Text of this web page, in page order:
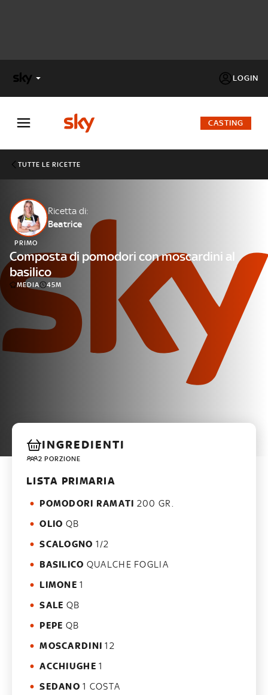
LOGIN
FACTOR
Cos’altro vedere:
PROGRAMMI SKY
Un mondo di offerte:
SKY.IT
NOW
CASTING
TUTTE LE RICETTE
Ricetta di:
Beatrice
PRIMO
Composta di pomodori con moscardini al
basilico
MEDIA 45M
INGREDIENTI
2 PORZIONE
LISTA PRIMARIA
POMODORI RAMATI 200 GR.
OLIO QB
SCALOGNO 1/2
BASILICO QUALCHE FOGLIA
LIMONE 1
SALE QB
PEPE QB
MOSCARDINI 12
ACCHIUGHE 1
SEDANO 1 COSTA